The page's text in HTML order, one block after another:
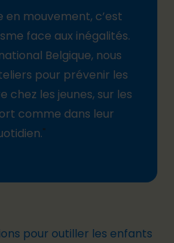
mouvement, c’est
face aux inégalités.
Belgique, nous
pour prévenir les
chez les jeunes, sur les
comme dans leur
"
pour outiller les enfants